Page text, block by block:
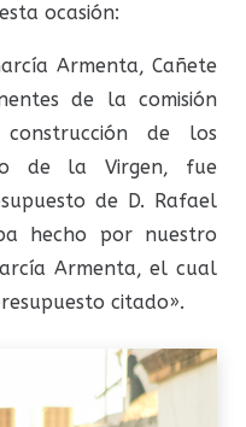
ocasión:
Armenta, Cañete
de la comisión
de los
de la Virgen, fue
de D. Rafael
hecho por nuestro
Armenta, el cual
citado».